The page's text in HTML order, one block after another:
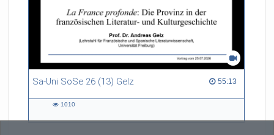
Sa-Uni SoSe 26 (13) Gelz 55:13
55:13 duration
1010